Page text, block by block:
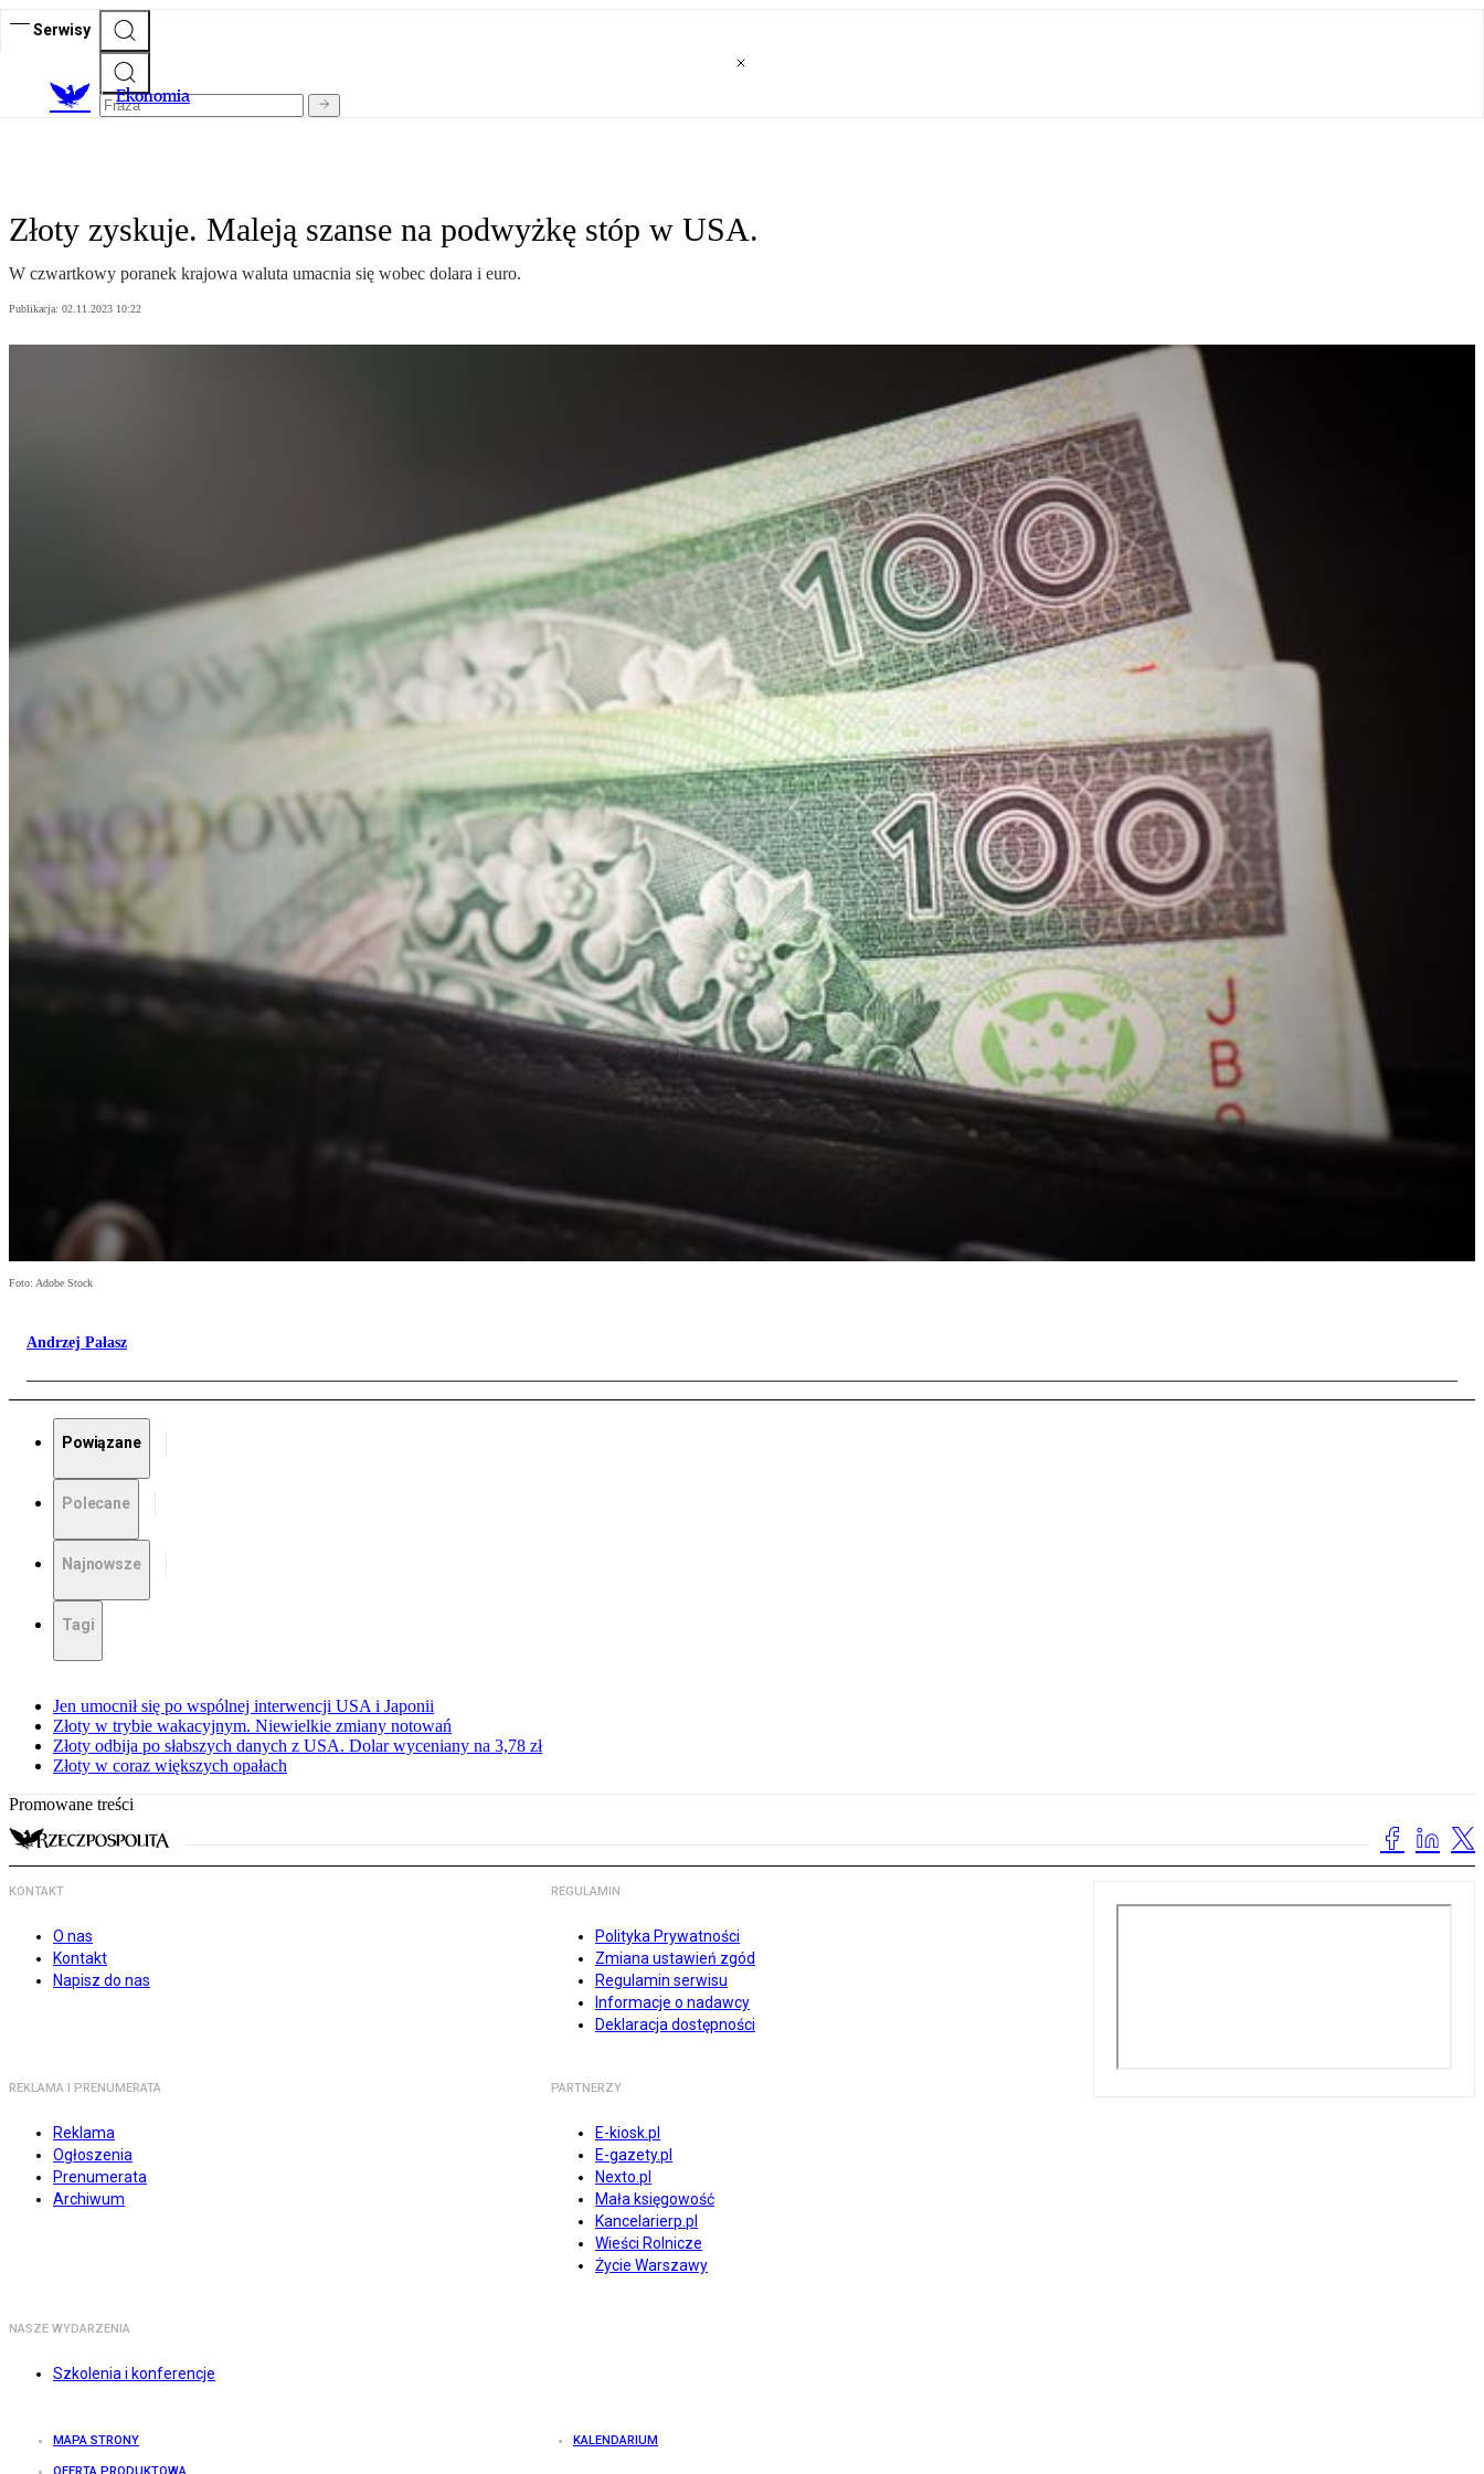
Serwisy
Ekonomia
Złoty zyskuje. Maleją szanse na podwyżkę stóp w USA.
W czwartkowy poranek krajowa waluta umacnia się wobec dolara i euro.
Publikacja: 02.11.2023 10:22
Foto: Adobe Stock
Andrzej Pałasz
Powiązane
Polecane
Najnowsze
Tagi
Jen umocnił się po wspólnej interwencji USA i Japonii
Złoty w trybie wakacyjnym. Niewielkie zmiany notowań
Złoty odbija po słabszych danych z USA. Dolar wyceniany na 3,78 zł
Złoty w coraz większych opałach
Promowane treści
KONTAKT
O nas
Kontakt
Napisz do nas
REGULAMIN
Polityka Prywatności
Zmiana ustawień zgód
Regulamin serwisu
Informacje o nadawcy
Deklaracja dostępności
REKLAMA I PRENUMERATA
Reklama
Ogłoszenia
Prenumerata
Archiwum
PARTNERZY
E-kiosk.pl
E-gazety.pl
Nexto.pl
Mała księgowość
Kancelarierp.pl
Wieści Rolnicze
Życie Warszawy
NASZE WYDARZENIA
Szkolenia i konferencje
MAPA STRONY KALENDARIUM